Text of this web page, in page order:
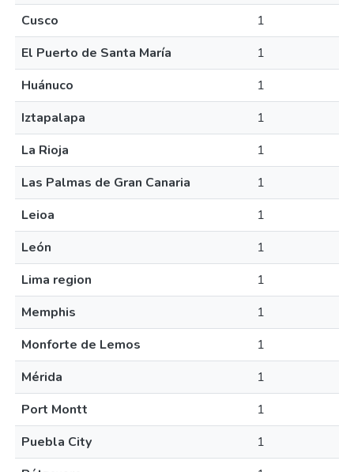
Cusco
1
El Puerto de Santa María
1
Huánuco
1
Iztapalapa
1
La Rioja
1
Las Palmas de Gran Canaria
1
Leioa
1
León
1
Lima region
1
Memphis
1
Monforte de Lemos
1
Mérida
1
Port Montt
1
Puebla City
1